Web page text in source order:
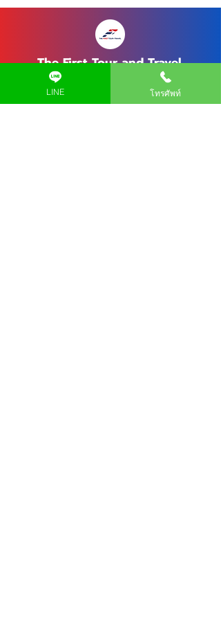
The First Tour and Travel
224/57 Soi Ladprao 94 (Punjamitr) Phlapphla,
Wang Thonglang, Bangkok 10310
LINE โทรศัพท์